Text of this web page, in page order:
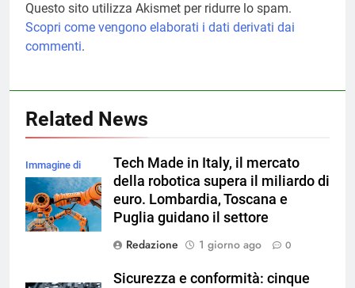
Questo sito utilizza Akismet per ridurre lo spam.
Scopri come vengono elaborati i dati derivati dai
commenti.
Related News
Immagine di
magnific
Tech Made in Italy, il mercato
della robotica supera il miliardo di
euro. Lombardia, Toscana e
Puglia guidano il settore
Redazione
1 giorno ago 0
Sicurezza e conformità: cinque